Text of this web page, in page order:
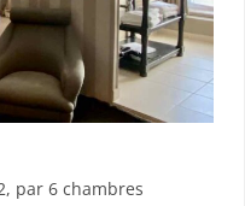
par 6 chambres